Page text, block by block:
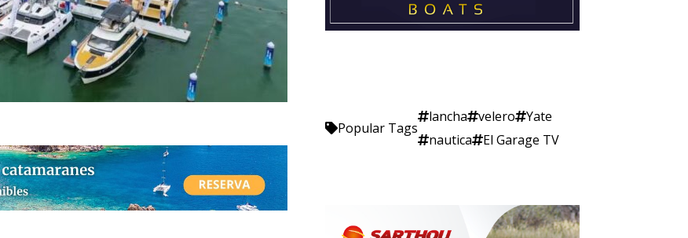
Popular Tags
lancha velero
Yate
nautica
El Garage TV